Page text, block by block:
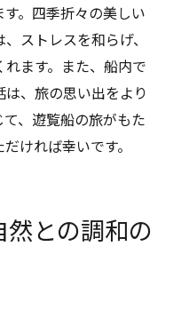
。四季折々の美しい
ストレスを和らげ、
ます。また、船内で
、旅の思い出をより
、遊覧船の旅がもた
ければ幸いです。
との調和の